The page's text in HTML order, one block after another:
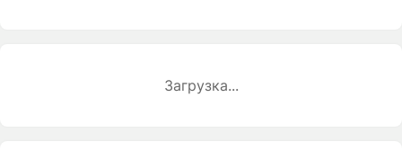
Загрузка...